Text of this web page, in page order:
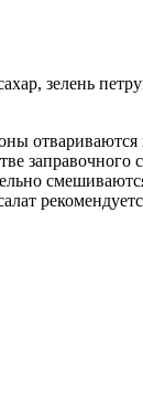
зелень
заправочного